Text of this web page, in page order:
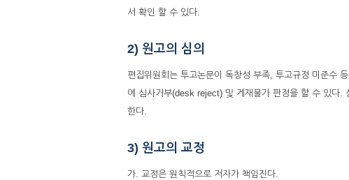
서 확인 할 수 있다.
2) 원고의 심의
편집위원회는 투고논문이 독창성 부족, 투고규정 미준수
에 심사거부(desk reject) 및 게재불가 판정을 할 수 있다.
한다.
3) 원고의 교정
가. 교정은 원칙적으로 저자가 책임진다.